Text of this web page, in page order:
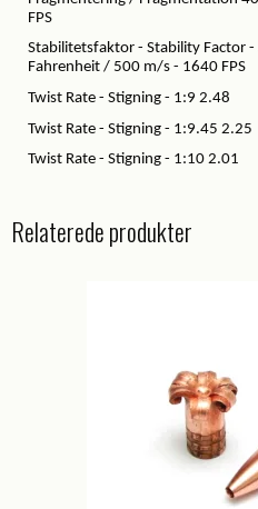
FPS
Stabilitetsfaktor - Stability Factor -
Fahrenheit / 500 m/s - 1640 FPS
Twist Rate - Stigning - 1:9 2.48
Twist Rate - Stigning - 1:9.45 2.25
Twist Rate - Stigning - 1:10 2.01
Relaterede produkter